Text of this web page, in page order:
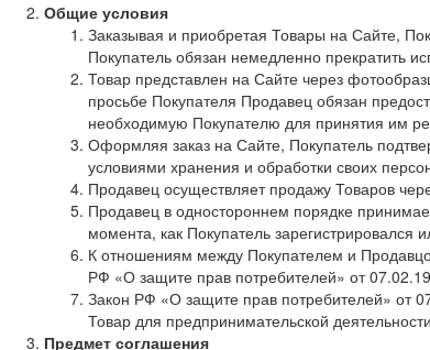
Общие условия
Заказывая и приобретая Товары на Сайте,
Покупатель обязан немедленно прекратить
Товар представлен на Сайте через
просьбе Покупателя Продавец обязан
необходимую Покупателю для принятия им
Оформляя заказ на Сайте, Покупатель
условиями хранения и обработки своих
Продавец осуществляет продажу Товаров
Продавец в одностороннем порядке
момента, как Покупатель зарегистрировался
К отношениям между Покупателем и
РФ «О защите прав потребителей» от
Закон РФ «О защите прав потребителей» от
Товар для предпринимательской
Предмет соглашения